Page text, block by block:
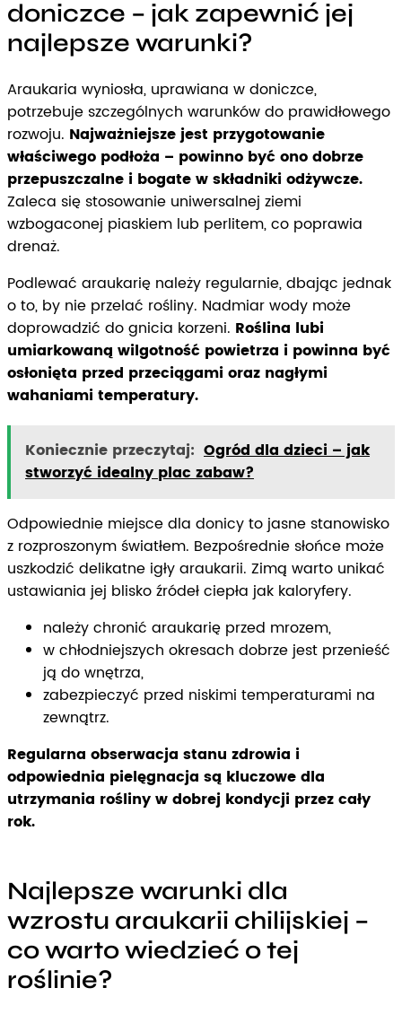
doniczce – jak zapewnić jej
najlepsze warunki?
Araukaria wyniosła, uprawiana w doniczce,
potrzebuje szczególnych warunków do prawidłowego
rozwoju. Najważniejsze jest przygotowanie
właściwego podłoża – powinno być ono dobrze
przepuszczalne i bogate w składniki odżywcze.
Zaleca się stosowanie uniwersalnej ziemi
wzbogaconej piaskiem lub perlitem, co poprawia
drenaż.
Podlewać araukarię należy regularnie, dbając jednak
o to, by nie przelać rośliny. Nadmiar wody może
doprowadzić do gnicia korzeni. Roślina lubi
umiarkowaną wilgotność powietrza i powinna być
osłonięta przed przeciągami oraz nagłymi
wahaniami temperatury.
Koniecznie przeczytaj: Ogród dla dzieci – jak
stworzyć idealny plac zabaw?
Odpowiednie miejsce dla donicy to jasne stanowisko
z rozproszonym światłem. Bezpośrednie słońce może
uszkodzić delikatne igły araukarii. Zimą warto unikać
ustawiania jej blisko źródeł ciepła jak kaloryfery.
należy chronić araukarię przed mrozem,
w chłodniejszych okresach dobrze jest przenieść
ją do wnętrza,
zabezpieczyć przed niskimi temperaturami na
zewnątrz.
Regularna obserwacja stanu zdrowia i
odpowiednia pielęgnacja są kluczowe dla
utrzymania rośliny w dobrej kondycji przez cały
rok.
Najlepsze warunki dla
wzrostu araukarii chilijskiej –
co warto wiedzieć o tej
roślinie?